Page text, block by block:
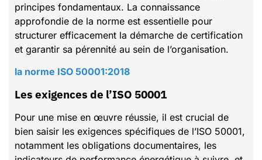
principes fondamentaux. La connaissance
approfondie de la norme est essentielle pour
structurer efficacement la démarche de certification
et garantir sa pérennité au sein de l’organisation.
la norme ISO 50001:2018
Les exigences de l’ISO 50001
Pour une mise en œuvre réussie, il est crucial de
bien saisir les exigences spécifiques de l’ISO 50001,
notamment les obligations documentaires, les